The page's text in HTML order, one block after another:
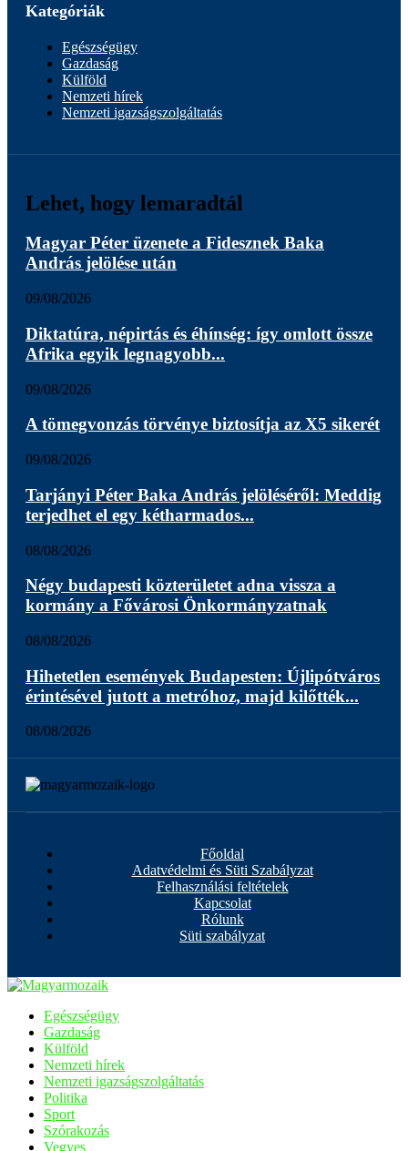
Kategóriák
Egészségügy
Gazdaság
Külföld
Nemzeti hírek
Nemzeti igazságszolgáltatás
Lehet, hogy lemaradtál
Magyar Péter üzenete a Fidesznek Baka
András jelölése után
09/08/2026
Diktatúra, népirtás és éhínség: így omlott össze
Afrika egyik legnagyobb...
09/08/2026
A tömegvonzás törvénye biztosítja az X5 sikerét
09/08/2026
Tarjányi Péter Baka András jelöléséről: Meddig
terjedhet el egy kétharmados...
08/08/2026
Négy budapesti közterületet adna vissza a
kormány a Fővárosi Önkormányzatnak
08/08/2026
Hihetetlen események Budapesten: Újlipótváros
érintésével jutott a metróhoz, majd kilőtték...
08/08/2026
Főoldal
Adatvédelmi és Süti Szabályzat
Felhasználási feltételek
Kapcsolat
Rólunk
Süti szabályzat
Egészségügy
Gazdaság
Külföld
Nemzeti hírek
Nemzeti igazságszolgáltatás
Politika
Sport
Szórakozás
Vegyes